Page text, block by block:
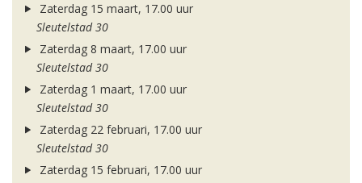
Zaterdag 15 maart, 17.00 uur
Sleutelstad 30
Zaterdag 8 maart, 17.00 uur
Sleutelstad 30
Zaterdag 1 maart, 17.00 uur
Sleutelstad 30
Zaterdag 22 februari, 17.00 uur
Sleutelstad 30
Zaterdag 15 februari, 17.00 uur